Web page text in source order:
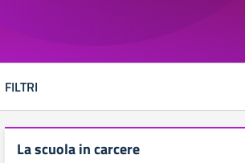
FILTRI
La scuola in carcere